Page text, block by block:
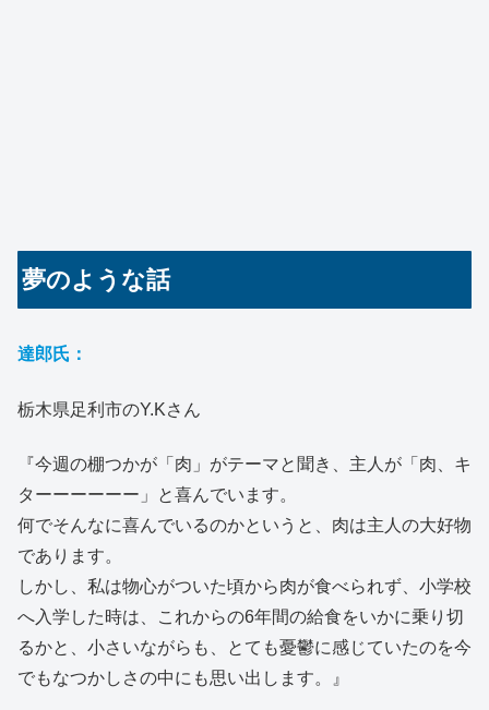
夢のような話
達郎氏：
栃木県足利市のY.Kさん
『今週の棚つかが「肉」がテーマと聞き、主人が「肉、キ
ターーーーーー」と喜んでいます。
何でそんなに喜んでいるのかというと、肉は主人の大好物
であります。
しかし、私は物心がついた頃から肉が食べられず、小学校
へ入学した時は、これからの6年間の給食をいかに乗り切
るかと、小さいながらも、とても憂鬱に感じていたのを今
でもなつかしさの中にも思い出します。』